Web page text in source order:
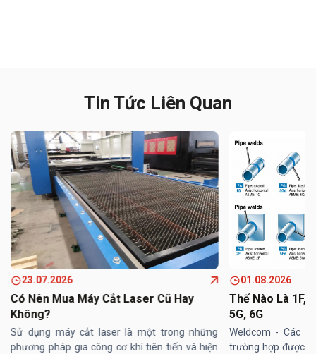
Tin Tức Liên Quan
23.07.2026
Có Nên Mua Máy Cắt Laser Cũ Hay
Không?
Sử dụng máy cắt laser là một trong những
phương pháp gia công cơ khí tiên tiến và hiện
01.08.2026
Thế Nào Là 1F,
5G, 6G
Weldcom - Các
trường hợp được